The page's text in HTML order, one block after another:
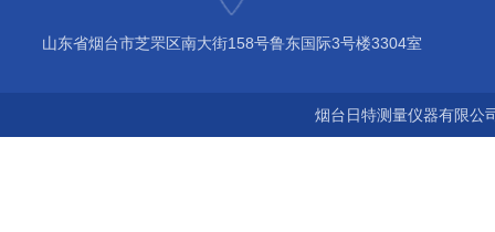
山东省烟台市芝罘区南大街158号鲁东国际3号楼3304室
烟台日特测量仪器有限